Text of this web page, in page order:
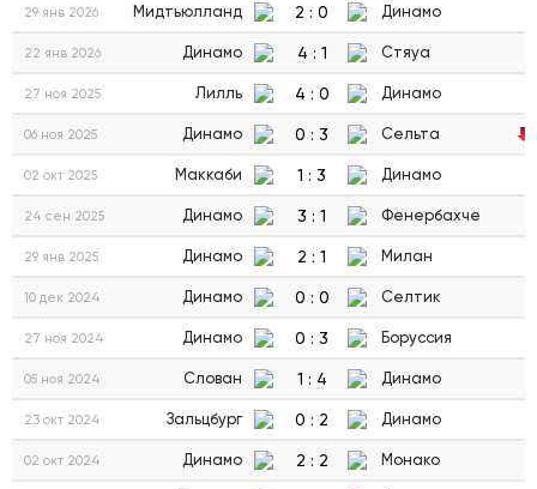
29 янв 2026 Мидтьюлланд 2 : 0 Динамо
22 янв 2026 Динамо 4 : 1 Стяуа
27 ноя 2025 Лилль 4 : 0 Динамо
06 ноя 2025 Динамо 0 : 3 Сельта
02 окт 2025 Маккаби 1 : 3 Динамо
24 сен 2025 Динамо 3 : 1 Фенербахче
29 янв 2025 Динамо 2 : 1 Милан
10 дек 2024 Динамо 0 : 0 Селтик
27 ноя 2024 Динамо 0 : 3 Боруссия
05 ноя 2024 Слован 1 : 4 Динамо
23 окт 2024 Зальцбург 0 : 2 Динамо
02 окт 2024 Динамо 2 : 2 Монако